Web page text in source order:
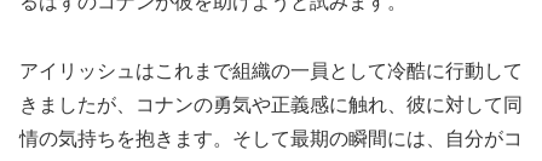
アイリッシュはこれまで組織の一員として冷酷に行動して
きましたが、コナンの勇気や正義感に触れ、彼に対して同
情の気持ちを抱きます。そして最期の瞬間には、自分がコ